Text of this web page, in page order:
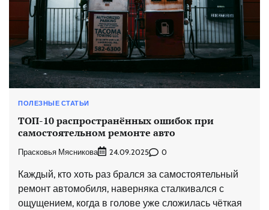
ПОЛЕЗНЫЕ СТАТЬИ
ТОП-10 распространённых ошибок при
самостоятельном ремонте авто
Прасковья Мясникова 24.09.2025 0
Каждый, кто хоть раз брался за самостоятельный
ремонт автомобиля, наверняка сталкивался с
ощущением, когда в голове уже сложилась чёткая